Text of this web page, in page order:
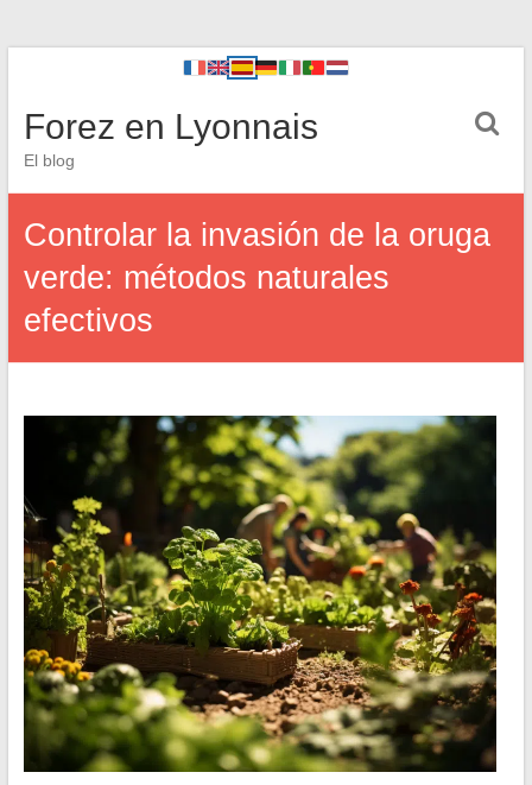
Forez en Lyonnais
El blog
Controlar la invasión de la oruga
verde: métodos naturales
efectivos